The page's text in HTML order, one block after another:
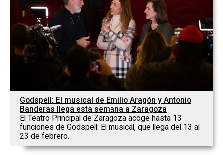
Godspell: El musical de Emilio Aragón y Antonio
Banderas llega esta semana a Zaragoza
El Teatro Principal de Zaragoza acoge hasta 13
funciones de Godspell: El musical, que llega del 13 al
23 de febrero.